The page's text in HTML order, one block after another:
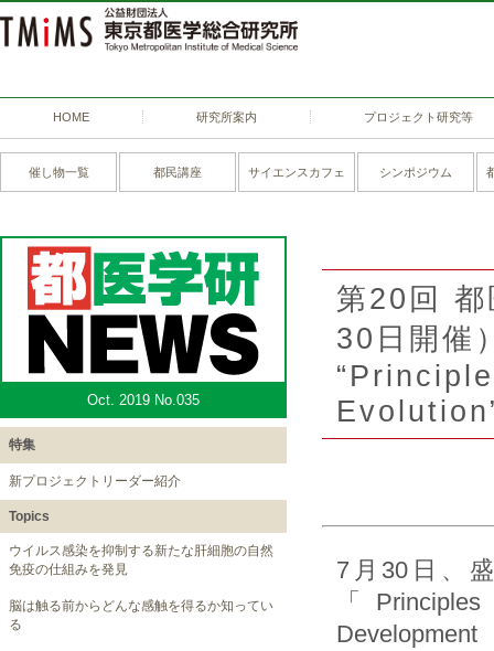
HOME 研究所案内 プロジェクト研究等
催し物一覧 都民講座 サイエンスカフェ シンポジウム
Oct. 2019 No.035
特集
新プロジェクトリーダー紹介
Topics
ウイルス感染を抑制する新たな肝細胞の自然
免疫の仕組みを発見
脳は触る前からどんな感触を得るか知ってい
る
第20回
30日開催
7月30日、
「